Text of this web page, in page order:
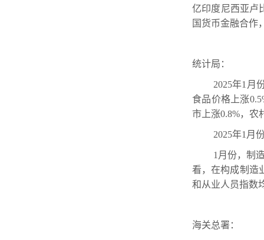
亿印度尼西亚卢
国货币金融合作
统计局：
2025年1月
食品价格上涨
市上涨0.8%，农
2025年1月
1月份，制
看，在构成制造
和从业人员指数
海关总署：